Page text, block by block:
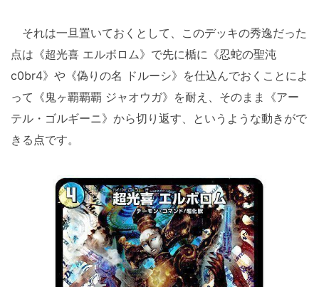
それは一旦置いておくとして、このデッキの秀逸だった
点は《超光喜 エルボロム》で先に楯に《忍蛇の聖沌
c0br4》や《偽りの名 ドルーシ》を仕込んでおくことによ
って《鬼ヶ覇覇覇 ジャオウガ》を耐え、そのまま《アー
テル・ゴルギーニ》から切り返す、というような動きがで
きる点です。